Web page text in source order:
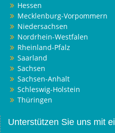
Hessen
Mecklenburg-Vorpommern
Niedersachsen
Nordrhein-Westfalen
Rheinland-Pfalz
Saarland
Sachsen
Sachsen-Anhalt
Schleswig-Holstein
Thüringen
Unterstützen Sie uns mit